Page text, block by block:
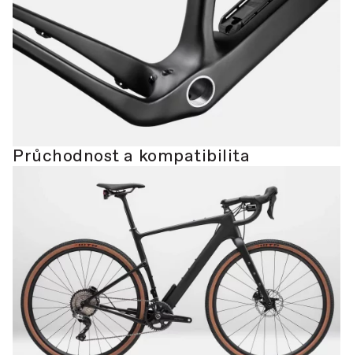
Průchodnost a kompatibilita